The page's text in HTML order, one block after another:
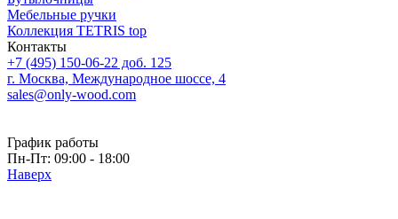
Мебельные ручки
Коллекция TETRIS top
Контакты
+7 (495) 150-06-22 доб. 125
г. Москва, Международное шоссе, 4
sales@only-wood.com
График работы
Пн-Пт: 09:00 - 18:00
Наверх